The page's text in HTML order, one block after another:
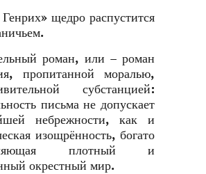
щедро распустится
роман, или – роман
пропитанной моралью,
субстанцией:
письма не допускает
небрежности, как и
изощрённость, богато
плотный и
окрестный мир.